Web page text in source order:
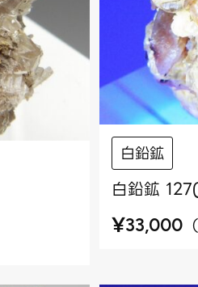
白鉛鉱
白鉛鉱
¥33,000 （